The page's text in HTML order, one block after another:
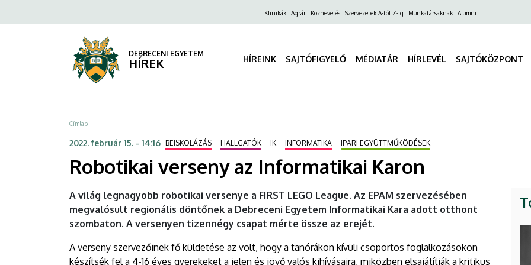
Informatikai
DEBRECENI
EGYETEM
a
FelsőKlinikák Agrár Köznevelés Szervezetek A-tól Z-ig Munkatársaknak Alumni
DEBRECENI EGYETEM
HÍREK HÍREINK SAJTÓFIGYELŐ MÉDIATÁR HÍRLEVÉL SAJTÓKÖZPONT
Morzsa
Címlap
2022. február 15. - 14:16 BEISKOLÁZÁS HALLGATÓK IK INFORMATIKA IPARI EGYÜTTMŰKÖDÉSEK
Robotikai verseny az Informatikai Karon
A világ legnagyobb robotikai versenye a FIRST LEGO League. Az EPAM szervezésében
megvalósult regionális döntőnek a Debreceni Egyetem Informatikai Kara adott otthont
szombaton. A versenyen tizennégy csapat mérte össze az erejét.
A verseny szervezőinek fő küldetése az volt, hogy a tanórákon kívüli csoportos foglalkozásokon
készítsék fel a 4-16 éves gyerekeket a jelen és jövő valós kihívásaira, miközben elsajátítják a kritikus